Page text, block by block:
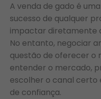
A venda de gado é
sucesso de qualquer
impactar diretamente
No entanto, negociar
questão de oferecer o
entender o mercado,
escolher o canal
de confiança.